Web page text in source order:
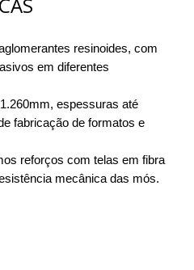
resinoides, com
em diferentes
espessuras até
fabricação de formatos e
reforços com telas em fibra
mecânica das mós.